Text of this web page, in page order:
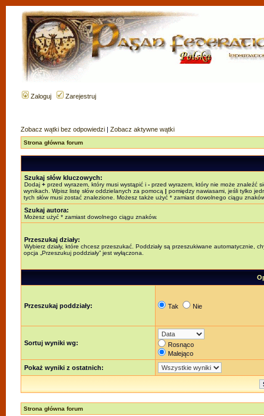
Zaloguj Zarejestruj
Zobacz wątki bez odpowiedzi | Zobacz aktywne wątki
Strona główna forum
Szukaj słów kluczowych:
Dodaj + przed wyrazem, który musi wystąpić i - przed wyrazem, który nie może znaleźć
wynikach. Wpisz listę słów oddzielanych za pomocą | pomiędzy nawiasami, jeśli tylko
tych słów musi zostać znalezione. Możesz także użyć * zamiast dowolnego ciągu
Szukaj autora:
Możesz użyć * zamiast dowolnego ciągu znaków.
Przeszukaj działy:
Wybierz działy, które chcesz przeszukać. Poddziały są przeszukiwane automatycznie,
opcja „Przeszukuj poddziały” jest wyłączona.
Przeszukaj poddziały: Tak Nie
Sortuj wyniki wg:
Rosnąco
Malejąco
Pokaż wyniki z ostatnich:
Strona główna forum